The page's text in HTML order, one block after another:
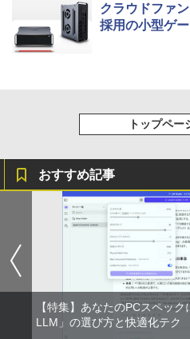
クラウドファ
採用の小型ゲ
トップペー
おすすめ記事
【特集】あなたのPCスペッ
LLM」の選び方と快適化テク